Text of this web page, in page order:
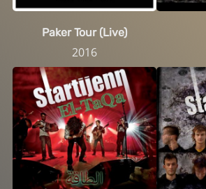
Paker Tour (Live)
2016